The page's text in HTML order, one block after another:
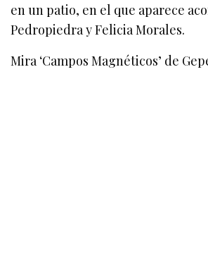
en un patio, en el que aparece
Pedropiedra y Felicia Morales.
Mira ‘Campos Magnéticos’ de